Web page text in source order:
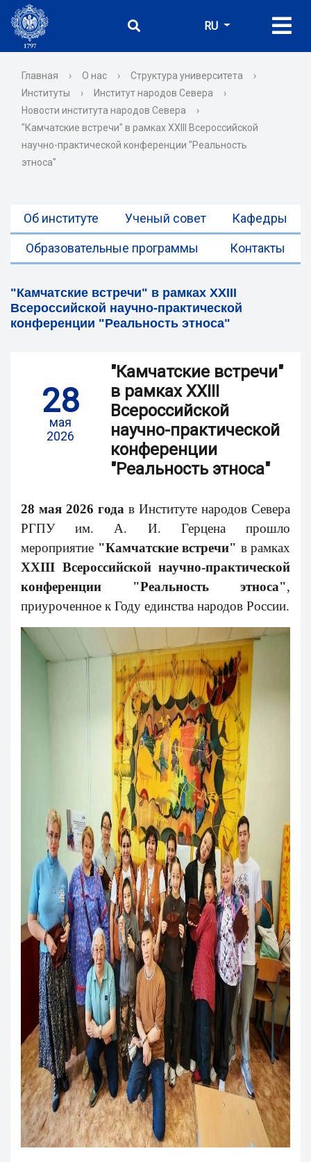
RU
Главная › О нас › Структура университета
›
Институты
› Институт народов Севера
›
Новости института народов Севера
›
"Камчатские встречи" в рамках XXIII Всероссийской
научно-практической конференции "Реальность
этноса"
Об институте Ученый совет Кафедры
Образовательные программы Контакты
"Камчатские встречи" в рамках XXIII
Всероссийской научно-практической
конференции "Реальность этноса"
28
мая
2026
"Камчатские встречи"
в рамках XXIII
Всероссийской
научно-практической
конференции
"Реальность этноса"
28 мая 2026 года в Институте народов Севера
РГПУ им. А. И. Герцена прошло
мероприятие "Камчатские встречи" в рамках
XXIII Всероссийской научно-практической
конференции "Реальность этноса",
приуроченное к Году единства народов России.